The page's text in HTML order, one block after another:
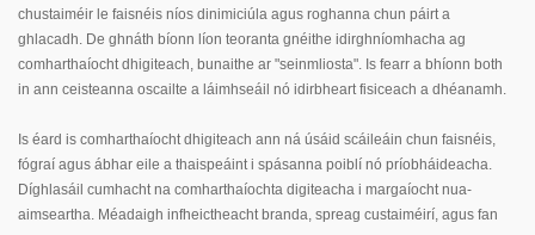
chustaiméir le faisnéis níos dinimiciúla agus roghanna chun páirt a
ghlacadh. De ghnáth bíonn líon teoranta gnéithe idirghníomhacha ag
comharthaíocht dhigiteach, bunaithe ar "seinmliosta". Is fearr a bhíonn both
in ann ceisteanna oscailte a láimhseáil nó idirbheart fisiceach a dhéanamh.
Is éard is comharthaíocht dhigiteach ann ná úsáid scáileáin chun faisnéis,
fógraí agus ábhar eile a thaispeáint i spásanna poiblí nó príobháideacha.
Díghlasáil cumhacht na comharthaíochta digiteacha i margaíocht nua-
aimseartha. Méadaigh infheictheacht branda, spreag custaiméirí, agus fan